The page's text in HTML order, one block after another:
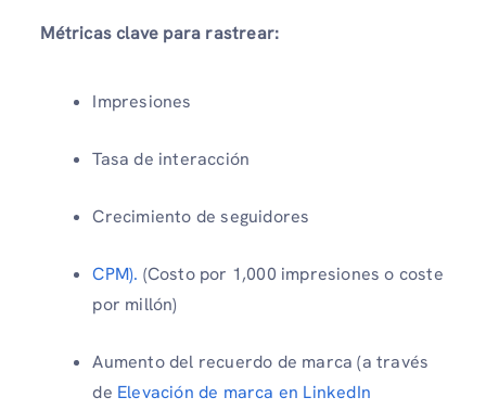
Métricas clave para rastrear:
Impresiones
Tasa de interacción
Crecimiento de seguidores
CPM). (Costo por 1,000 impresiones o coste
por millón)
Aumento del recuerdo de marca (a través
de Elevación de marca en LinkedIn